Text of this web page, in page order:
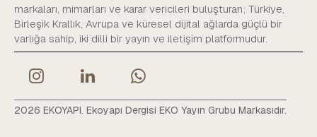
markaları, mimarları ve karar vericileri buluşturan; Türkiye,
Birleşik Krallık, Avrupa ve küresel dijital ağlarda güçlü bir
varlığa sahip, iki dilli bir yayın ve iletişim platformudur.
2026 EKOYAPI. Ekoyapı Dergisi EKO Yayın Grubu Markasıdır.